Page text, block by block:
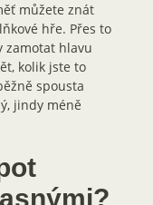
můžete znát
hře. Přes to
zamotat hlavu
kolik jste to
spousta
jindy méně